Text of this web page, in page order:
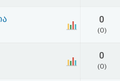
0
(0)
0
(0)